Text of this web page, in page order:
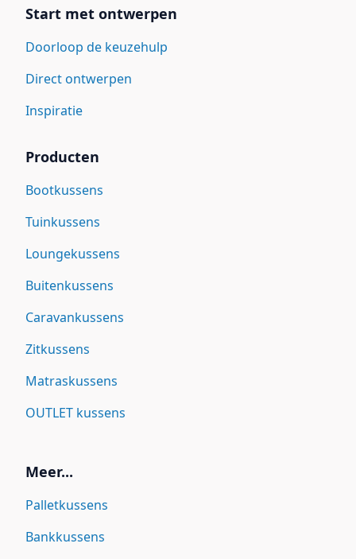
Start met ontwerpen
Doorloop de keuzehulp
Direct ontwerpen
Inspiratie
Producten
Bootkussens
Tuinkussens
Loungekussens
Buitenkussens
Caravankussens
Zitkussens
Matraskussens
OUTLET kussens
Meer...
Palletkussens
Bankkussens